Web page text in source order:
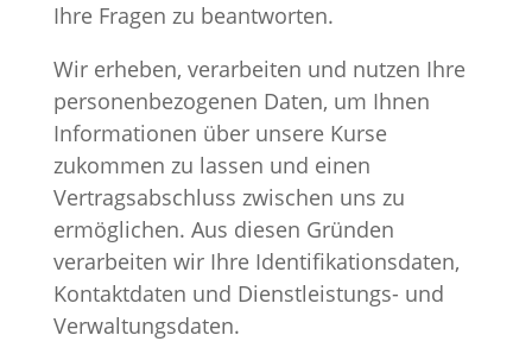
Ihre Fragen zu beantworten.
Wir erheben, verarbeiten und nutzen Ihre
personenbezogenen Daten, um Ihnen
Informationen über unsere Kurse
zukommen zu lassen und einen
Vertragsabschluss zwischen uns zu
ermöglichen. Aus diesen Gründen
verarbeiten wir Ihre Identifikationsdaten,
Kontaktdaten und Dienstleistungs- und
Verwaltungsdaten.